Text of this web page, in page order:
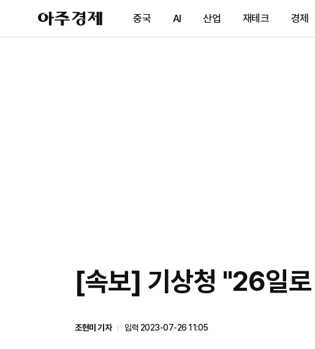
아
주
제
중국 AI 산업 재테크 경제
[속보] 기상청 "26일
조현미 기자
입력 2023-07-26 11:05